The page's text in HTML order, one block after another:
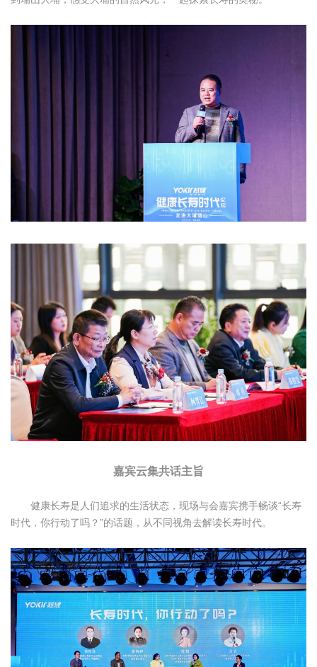
嘉宾云集共话主旨
健康长寿是人们追求的生活状态，现场与会嘉宾携手畅谈“长寿
时代，你行动了吗？”的话题，从不同视角去解读长寿时代。